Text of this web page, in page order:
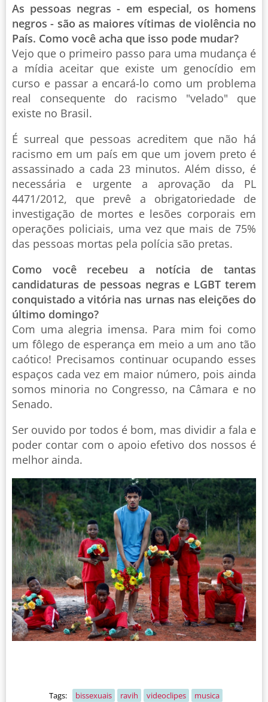
As pessoas negras - em especial, os homens
negros - são as maiores vítimas de violência no
País. Como você acha que isso pode mudar?
Vejo que o primeiro passo para uma mudança é
a mídia aceitar que existe um genocídio em
curso e passar a encará-lo como um problema
real consequente do racismo "velado" que
existe no Brasil.
É surreal que pessoas acreditem que não há
racismo em um país em que um jovem preto é
assassinado a cada 23 minutos. Além disso, é
necessária e urgente a aprovação da PL
4471/2012, que prevê a obrigatoriedade de
investigação de mortes e lesões corporais em
operações policiais, uma vez que mais de 75%
das pessoas mortas pela polícia são pretas.
Como você recebeu a notícia de tantas
candidaturas de pessoas negras e LGBT terem
conquistado a vitória nas urnas nas eleições do
último domingo?
Com uma alegria imensa. Para mim foi como
um fôlego de esperança em meio a um ano tão
caótico! Precisamos continuar ocupando esses
espaços cada vez em maior número, pois ainda
somos minoria no Congresso, na Câmara e no
Senado.
Ser ouvido por todos é bom, mas dividir a fala e
poder contar com o apoio efetivo dos nossos é
melhor ainda.
Tags: bissexuais ravih videoclipes musica